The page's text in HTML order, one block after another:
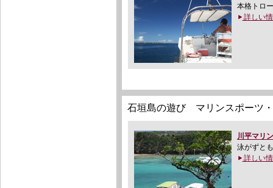
本格トロ
詳しい
石垣島の遊び マリンスポーツ
川平マリ
泳がずと
詳しい